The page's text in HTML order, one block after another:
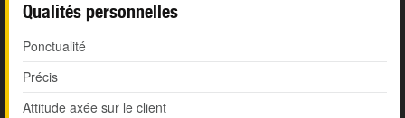
Qualités personnelles
Ponctualité
Précis
Attitude axée sur le client